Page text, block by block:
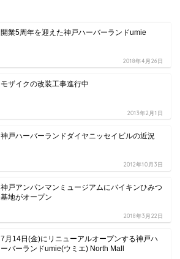
開業5周年を迎えた神戸ハーバーランドumie
2018年4月26日
モザイクの改装工事進行中
2013年2月1日
神戸ハーバーランドダイヤニッセイビルの近況
2012年10月3日
神戸アンパンマンミュージアムにバイキンひみつ
基地がオープン
2018年3月22日
7月14日(金)にリニューアルオープンする神戸ハ
ーバーランドumie(ウミエ) North Mall